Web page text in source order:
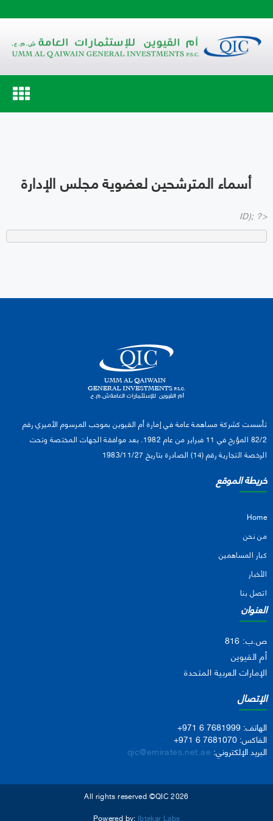
Toggle
navigation
أسماء المترشحين لعضوية مجلس الإدارة
ID); ?>
تأسست كشركة مساهمة عامة في إمارة أم القيوين بموجب المرسوم الأميري رقم
82/2 المؤرخ في 11 فبراير من عام 1982. بعد موافقة الجهات المختصة وتحت
الرخصة التجارية رقم (14) الصادرة بتاريخ 1983/11/27
خريطة الموقع
Home
من نحن
كبار المساهمين
الأخبار
اتصل بنا
العنوان
ص.ب: 816
أم القيوين
الإمارات العربية المتحدة
الإتصال
الهاتف: +971 6 7681999
الفاكس: +971 6 7681070
البريد الإلكتروني: qic@emirates.net.ae
All rights reserved ©QIC 2026
Powered by: Ibtekar Labs